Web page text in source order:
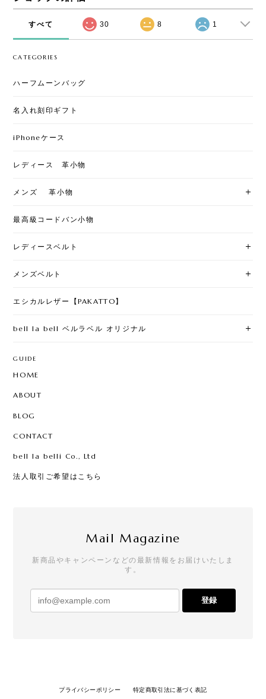
すべて 30 8 1
CATEGORIES
ハーフムーンバッグ
名入れ刻印ギフト
iPhoneケース
レディース 革小物
メンズ 革小物
最高級コードバン小物
レディースベルト
メンズベルト
エシカルレザー【PAKATTO】
bell la bell ベルラベル オリジナル
GUIDE
HOME
ABOUT
BLOG
CONTACT
bell la belli Co., Ltd
法人取引ご希望はこちら
Mail Magazine
新商品やキャンペーンなどの最新情報をお届けいたしま
す。
登録
プライバシーポリシー 特定商取引法に基づく表記